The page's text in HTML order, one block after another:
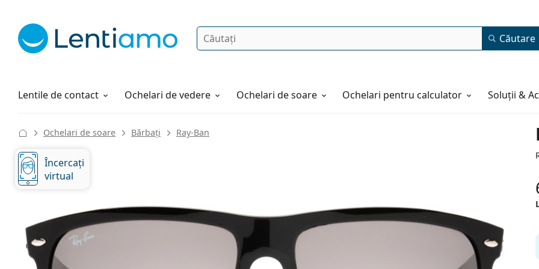
Căutare Căutare
Lentile de contact
Soluții Ochelari de vedere Ochelari de soare Ochelari pentru calculator Soluții &
Cum comandați
Ochelari de soare Bărbați Ray-Ban
Încercați
virtual